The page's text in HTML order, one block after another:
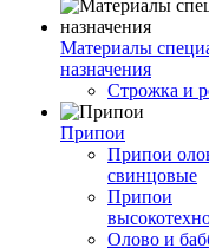
Материалы
назначения
Строжка и
Припои
Припои
свинцовые
Припои
Олово и